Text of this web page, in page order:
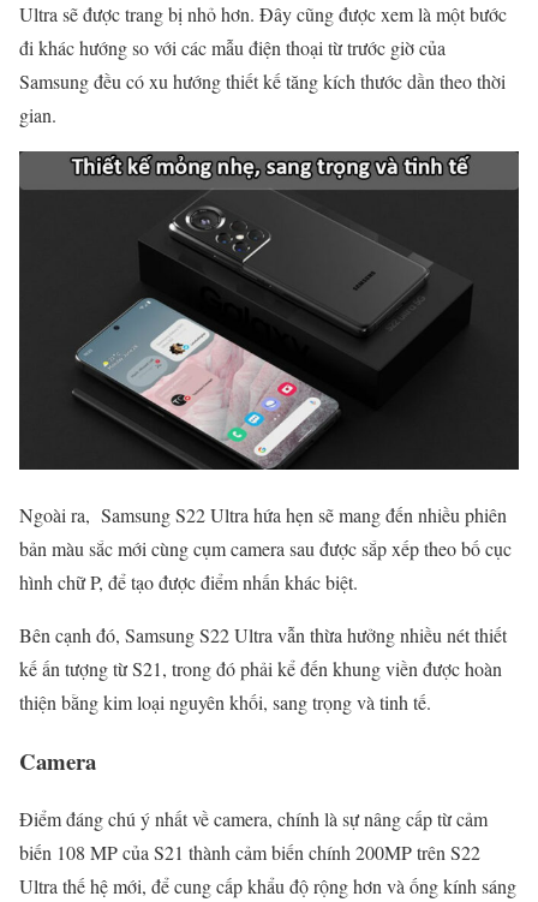
Ultra sẽ được trang bị nhỏ hơn. Đây cũng được xem là một bước
đi khác hướng so với các mẫu điện thoại từ trước giờ của
Samsung đều có xu hướng thiết kế tăng kích thước dần theo thời
gian.
Ngoài ra, Samsung S22 Ultra hứa hẹn sẽ mang đến nhiều phiên
bản màu sắc mới cùng cụm camera sau được sắp xếp theo bố cục
hình chữ P, để tạo được điểm nhấn khác biệt.
Bên cạnh đó, Samsung S22 Ultra vẫn thừa hưởng nhiều nét thiết
kế ấn tượng từ S21, trong đó phải kể đến khung viền được hoàn
thiện bằng kim loại nguyên khối, sang trọng và tinh tế.
Camera
Điểm đáng chú ý nhất về camera, chính là sự nâng cấp từ cảm
biến 108 MP của S21 thành cảm biến chính 200MP trên S22
Ultra thế hệ mới, để cung cấp khẩu độ rộng hơn và ống kính sáng